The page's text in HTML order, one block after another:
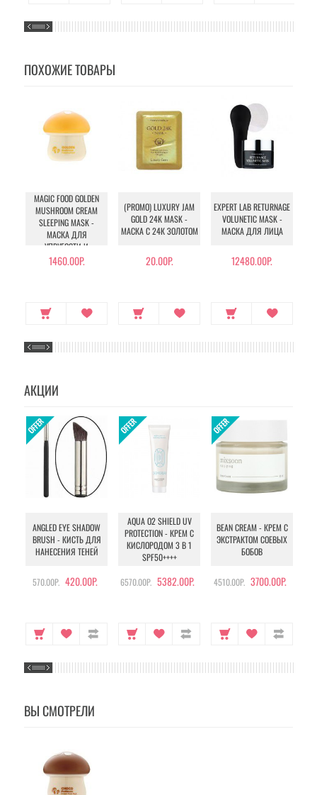
ПОХОЖИЕ ТОВАРЫ
MAGIC FOOD GOLDEN
MUSHROOM CREAM
SLEEPING MASK -
МАСКА ДЛЯ
УПРУГОСТИ И
ЭЛАСТИЧНОСТИ КОЖИ
1460.00Р.
(PROMO) LUXURY JAM
GOLD 24K MASK -
МАСКА С 24К ЗОЛОТОМ
20.00Р.
EXPERT LAB RETURNAGE
VOLUNETIC MASK -
МАСКА ДЛЯ ЛИЦА
12480.00Р.
АКЦИИ
ANGLED EYE SHADOW
BRUSH - КИСТЬ ДЛЯ
НАНЕСЕНИЯ ТЕНЕЙ
570.00Р. 420.00Р.
AQUA O2 SHIELD UV
PROTECTION - КРЕМ С
КИСЛОРОДОМ 3 В 1
SPF50++++
6570.00Р. 5382.00Р.
BEAN CREAM - КРЕМ С
ЭКСТРАКТОМ СОЕВЫХ
БОБОВ
4510.00Р. 3700.00Р.
ВЫ СМОТРЕЛИ